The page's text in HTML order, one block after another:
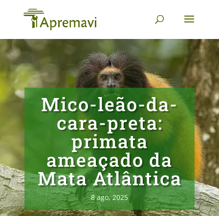
Mico-leão-da-
cara-preta:
primata
ameaçado da
Mata Atlântica
8 ago, 2025